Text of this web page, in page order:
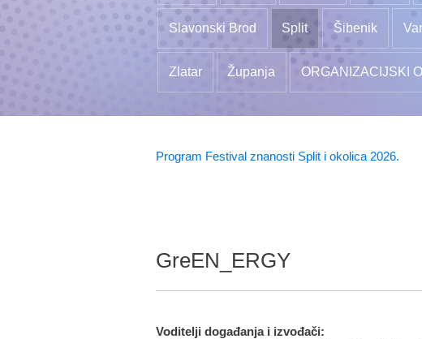
Slavonski Brod Split Šibenik
Zlatar Županja ORGANIZACIJSKI
Program Festival znanosti Split i okolica 2026.
GreEN_ERGY
Voditelji događanja i izvođači: